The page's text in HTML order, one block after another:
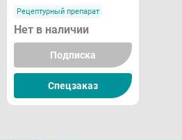
Рецептурный препарат
Нет в наличии
Подписка
Спецзаказ